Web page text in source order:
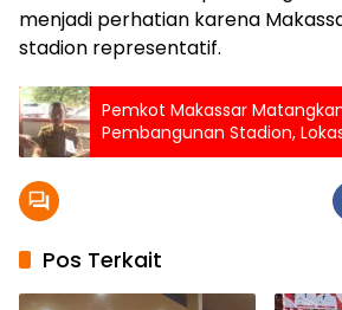
menjadi perhatian karena
stadion representatif.
Pemkot Makassar
Pembangunan Stadion,
Dipertimbangkan
Pos Terkait